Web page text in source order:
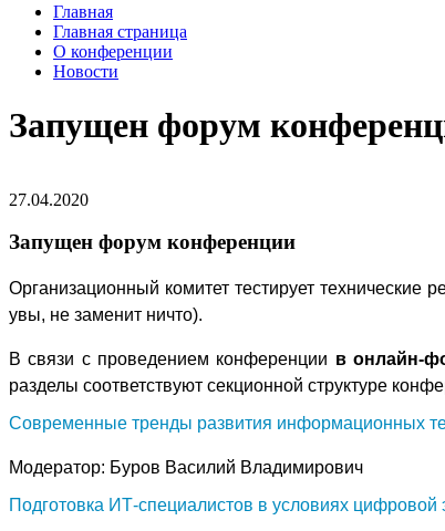
Главная
Главная страница
О конференции
Новости
Запущен форум
27.04.2020
Запущен форум конференции
Организационный комитет тестирует
увы, не заменит ничто).
В связи с проведением конференции в онлайн-
разделы соответствуют секционной структуре
Современные тренды развития информационных
Модератор: Буров Василий Владимирович
Подготовка ИТ-специалистов в условиях